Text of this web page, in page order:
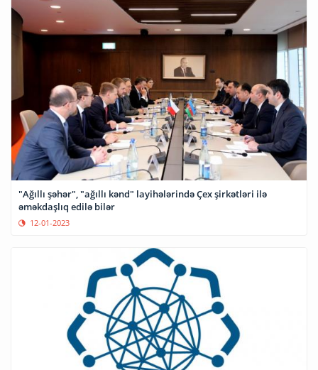
"Ağıllı şəhər", "ağıllı kənd" layihələrində Çex şirkətləri ilə
əməkdaşlıq edilə bilər
12-01-2023